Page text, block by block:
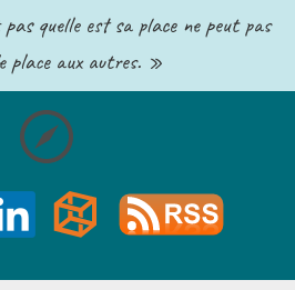
quelle est sa place ne peut pas
place aux autres. »